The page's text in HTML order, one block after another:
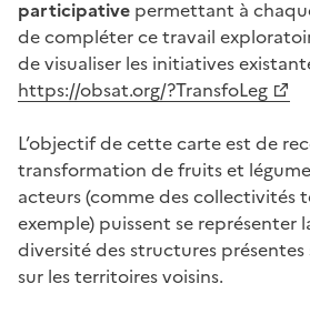
participative permettant à
de compléter ce travail
de visualiser les initiatives
https://obsat.org/?TransfoLeg
L’objectif de cette carte est de
transformation de fruits et
acteurs (comme des collectivités
exemple) puissent se représenter
diversité des structures
sur les territoires voisins.